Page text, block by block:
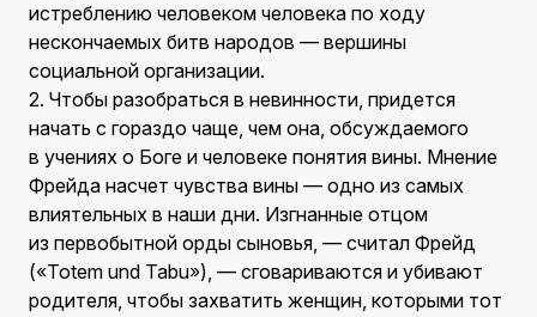
истреблению человеком человека по ходу
нескончаемых битв народов — вершины
социальной организации.
2. Чтобы разобраться в невинности, придется
начать с гораздо чаще, чем она, обсуждаемого
в учениях о Боге и человеке понятия вины. Мнение
Фрейда насчет чувства вины — одно из самых
влиятельных в наши дни. Изгнанные отцом
из первобытной орды сыновья, — считал Фрейд
(«Totem und Tabu»), — сговариваются и убивают
родителя, чтобы захватить женщин, которыми тот